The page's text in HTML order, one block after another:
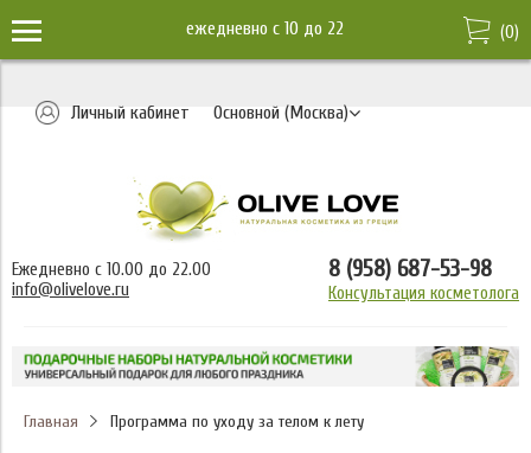
ежедневно c 10 до 22 (0)
Личный кабинет Основной (Москва)
Ежедневно с 10.00 до 22.00
info@olivelove.ru
8 (958) 687-53-98
Консультация косметолога
Главная Программа по уходу за телом к лету